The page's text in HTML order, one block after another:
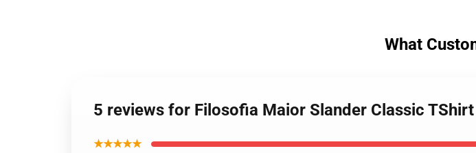
What
5 reviews for Filosofia Maior Slander Classic
★★★★★